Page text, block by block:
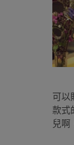
可以
款式
兒啊